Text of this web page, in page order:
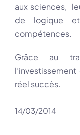
aux sciences,
de logique
compétences.
Grâce au
réel succès.
14/03/2014